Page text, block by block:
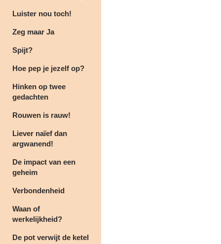
Luister nou toch!
Zeg maar Ja
Spijt?
Hoe pep je jezelf op?
Hinken op twee
gedachten
Rouwen is rauw!
Liever naïef dan
argwanend!
De impact van een
geheim
Verbondenheid
Waan of
werkelijkheid?
De pot verwijt de ketel